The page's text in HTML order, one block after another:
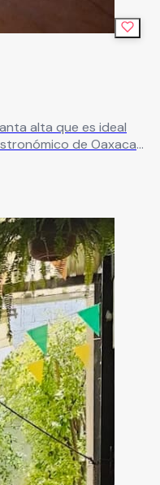
alta que es ideal
de Oaxaca